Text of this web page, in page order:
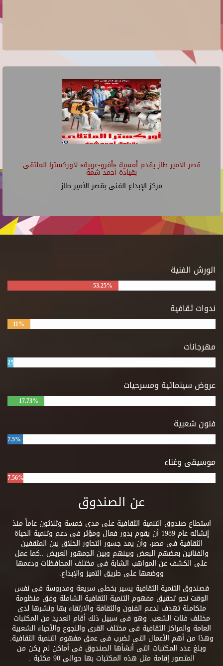
قصر الأمير طاز يقدم أمسية «أفرو-عربية» لأوركسترا الملتقى
بقيادة أحمد شمة
مركز الإبداع الفنى بقصر الأمير طاز
الورش الفنية
53.25%
ندوات ثقافية
11%
مهرجانات
2%
عروض سينمائية ومسرحيات
17.73%
فنون شعبية
7.5%
موسيقى وغناء
7.56%
عن الصندوق
استطاع صندوق التنمية الثقافية على مدى خمسة وثلاثون عاماً منذ
إنشائه عام 1989 أن يقوم بدور فعال ومؤثر فى دعم وتنمية الحياة
الثقافية فى مصر، وأن يمد جسور التحاور الخلاق بين المثقفين
والفنانين بعضهم البعض وبينهم وبين الجمهور العريض ..كما عمل
على الكشف عن المواهب الشابة فى مختلف المحافظات ودعمها
ووضعها على طريق التميز والإبداع.
فصندوق التنمية الثقافية يسير بخطى سريعة ومدروسة فى نفس
الوقت نحو تحقيق مفهوم التنمية الثقافية الشاملة وفق منظومة
متكاملة تهدف لدعم الفنون والثقافة والارتقاء بها ونشرها لدى
مختلف فئات الشعب. وهو فى سبيل ذلك أقام العديد من المكتبات
العامة والمراكز الثقافية فى مختلف القرى والنجوع والأحياء الشعبية
وهذا من أهم الأعمال التى تضرب فى عمق مفهوم التنمية الثقافية.
وبلغ عدد المكتبات التى أنشأها الصندوق فى أماكن لم يكن من
المتصور إقامة مثل هذه المكتبات بها حوالى 90 مكتبة .